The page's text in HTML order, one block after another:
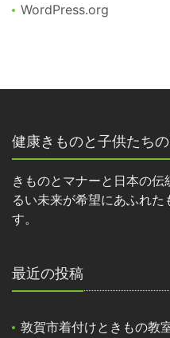
WordPress.org
健康きものと子供たち
きものとマナーと日本の
るい未来が希望にあふれた
す。
最近の投稿
敦賀市着付けときもの教